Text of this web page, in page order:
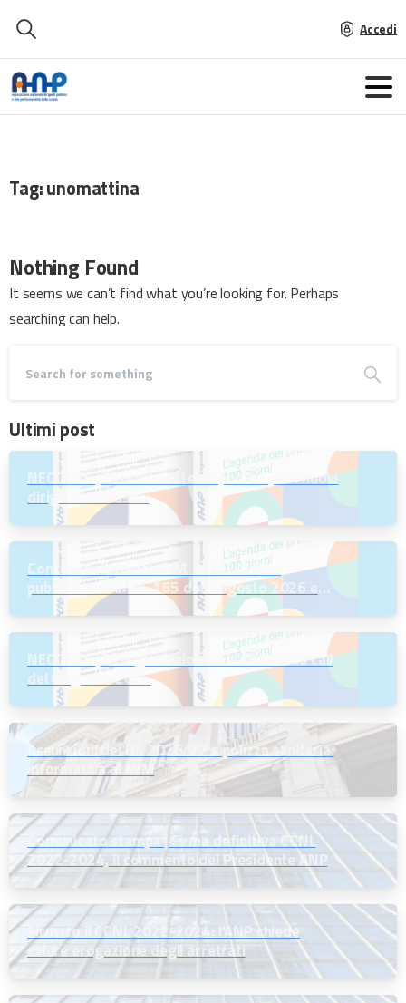
Accedi
Tag:unomattina
Nothing Found
It seems we can’t find what you’re looking for. Perhaps
searching can help.
Ultimi post
NEODS26 | Sedi vacanti e disponibili per i nuovi
dirigenti scolastici
Concorso riservato D.M. n. 197/2023:
pubblicati il D.M. n. 165 del 7 agosto 2026 e
l’Avviso per la scelta della regione
NEODS26 | La registrazione e le slide della call
del 6 agosto 2026
Assunzioni dei DS 2026/27 e polizza sanitaria:
informativa al MIM
Comunicato stampa | Firma definitiva CCNL
2022-2024, il commento del Presidente ANP
Firmato il CCNL 2022-2024: l’ANP chiede
celere erogazione degli arretrati